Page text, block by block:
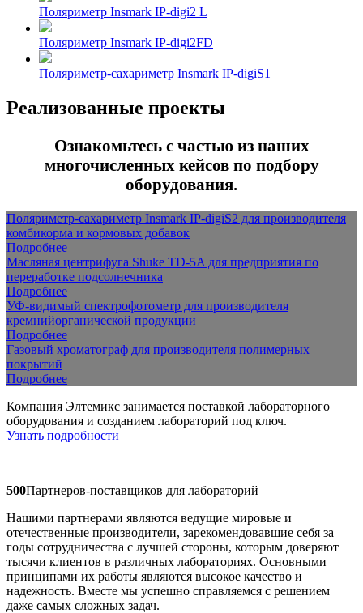
Поляриметр Insmark IP-digi2 L
Поляриметр Insmark IP-digi2FD
Поляриметр-сахариметр Insmark IP-digiS1
Реализованные проекты
Ознакомьтесь с частью из наших
многочисленных кейсов по подбору
оборудования.
Поляриметр-сахариметр Insmark IP-digiS2 для производителя
комбикорма и кормовых добавок
Подробнее
Масляная центрифуга Shuke TD-5A для предприятия по
переработке подсолнечника
Подробнее
УФ-видимый спектрофотометр для производителя
кремнийорганической продукции
Подробнее
Газовый хроматограф для производителя полимерных
покрытий
Подробнее
Компания Элтемикс занимается поставкой лабораторного
оборудования и созданием лабораторий под ключ.
Узнать подробности
500Партнеров-поставщиков для лабораторий
Нашими партнерами являются ведущие мировые и
отечественные производители, зарекомендовавшие себя за
годы сотрудничества с лучшей стороны, которым доверяют
тысячи клиентов в различных лабораториях. Основными
принципами их работы являются высокое качество и
надежность. Вместе мы успешно справляемся с решением
даже самых сложных задач.